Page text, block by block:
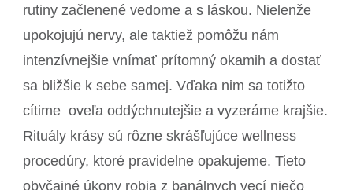
rutiny začlenené vedome a s láskou. Nielenže
upokojujú nervy, ale taktiež pomôžu nám
intenzívnejšie vnímať prítomný okamih a dostať
sa bližšie k sebe samej. Vďaka nim sa totižto
cítime oveľa oddýchnutejšie a vyzeráme krajšie.
Rituály krásy sú rôzne skrášľujúce wellness
procedúry, ktoré pravidelne opakujeme. Tieto
obyčajné úkony robia z banálnych vecí niečo